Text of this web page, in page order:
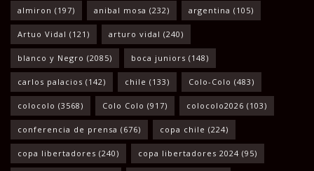
almiron (197) anibal mosa (232) argentina (105)
Artuo Vidal (121) arturo vidal (240)
blanco y Negro (2085) boca juniors (148)
carlos palacios (142) chile (133) Colo-Colo (483)
colocolo (3568) Colo Colo (917) colocolo2026 (103)
conferencia de prensa (676) copa chile (224)
copa libertadores (240) copa libertadores 2024 (95)